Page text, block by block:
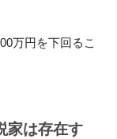
万円を下回るこ
家は存在す